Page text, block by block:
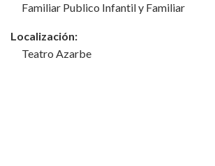
Familiar Publico Infantil y Familiar
Localización:
Teatro Azarbe